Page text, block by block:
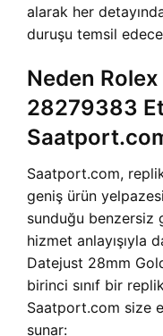
alarak her
duruşu temsil
Neden
28279383
Saatport.com,
geniş ürün
sunduğu benzersiz
hizmet anlayışıyla
Datejust 28mm
birinci sınıf bir
Saatport.com size
sunar: